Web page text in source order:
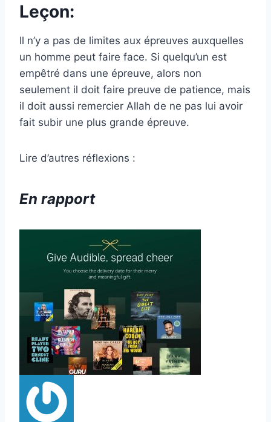
Leçon:
Il n’y a pas de limites aux épreuves auxquelles
un homme peut faire face. Si quelqu’un est
empêtré dans une épreuve, alors non
seulement il doit faire preuve de patience, mais
il doit aussi remercier Allah de ne pas lui avoir
fait subir une plus grande épreuve.
Lire d’autres réflexions :
En rapport